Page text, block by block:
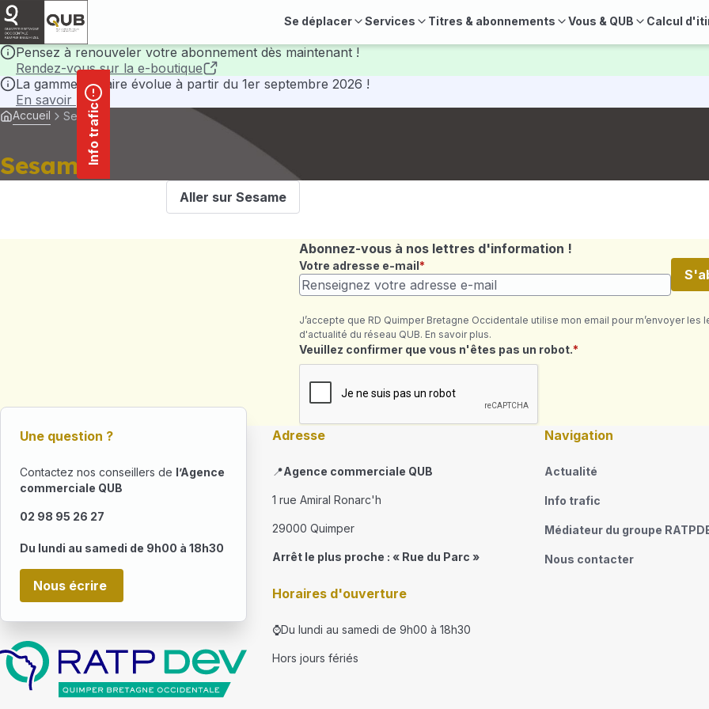
principal
Se déplacer Services Titres & abonnements Vous & QUB Calcul
Pensez à renouveler votre abonnement dès maintenant !
Rendez-vous sur la e-boutique
La gamme tarifaire évolue à partir du 1er septembre 2026 !
En savoir plus
Info trafic
Accueil Sesame
Sesame
Aller sur Sesame
Abonnez-vous à nos lettres d'information !
Votre adresse e-mail
J’accepte que RD Quimper Bretagne Occidentale utilise mon email pour m’envoyer les
d'actualité du réseau QUB. En savoir plus.
Champ requis
Veuillez confirmer que vous n'êtes pas un robot.
Une question ?
Contactez nos conseillers de l’Agence
commerciale QUB
02 98 95 26 27
Du lundi au samedi de 9h00 à 18h30
Nous écrire
Adresse
📍Agence commerciale QUB
1 rue Amiral Ronarc'h
29000 Quimper
Arrêt le plus proche : « Rue du Parc »
Horaires d'ouverture
⌚Du lundi au samedi de 9h00 à 18h30
Hors jours fériés
Navigation
Actualité
Info trafic
Médiateur du groupe
Nous contacter
Panneau de gestion des cookies